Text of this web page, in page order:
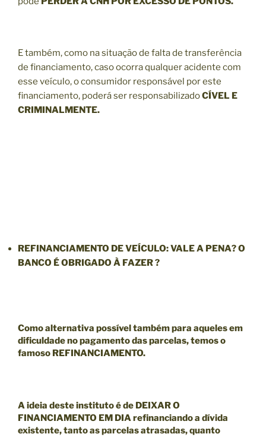
E também, como na situação de falta de transferência
de financiamento, caso ocorra qualquer acidente com
esse veículo, o consumidor responsável por este
financiamento, poderá ser responsabilizadoCÍVEL E
CRIMINALMENTE.
REFINANCIAMENTO DE VEÍCULO: VALE A PENA? O
BANCO É OBRIGADO À FAZER ?
Como alternativa possível também para aqueles em
dificuldade no pagamento das parcelas, temos o
famoso REFINANCIAMENTO.
A ideia deste instituto é de DEIXAR O
FINANCIAMENTO EM DIArefinanciando a dívida
existente, tanto as parcelas atrasadas, quanto